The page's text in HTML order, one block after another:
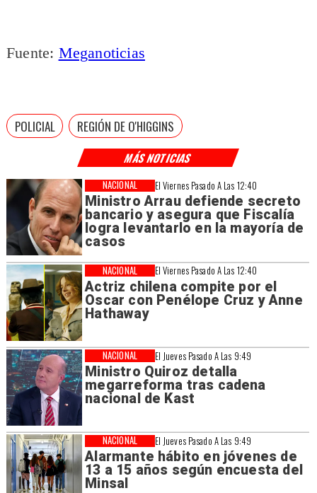
MÁS NOTICIAS
El Viernes Pasado A Las 12:40
Ministro Arrau defiende secreto
bancario y asegura que Fiscalía
logra levantarlo en la mayoría de
casos
NACIONAL
El Viernes Pasado A Las 12:40
Actriz chilena compite por el
Oscar con Penélope Cruz y Anne
Hathaway
NACIONAL
El Jueves Pasado A Las 9:49
Ministro Quiroz detalla
megarreforma tras cadena
nacional de Kast
NACIONAL
El Jueves Pasado A Las 9:49
Alarmante hábito en jóvenes de
13 a 15 años según encuesta del
Minsal
NACIONAL
Fuente: Meganoticias
POLICIAL REGIÓN DE O'HIGGINS